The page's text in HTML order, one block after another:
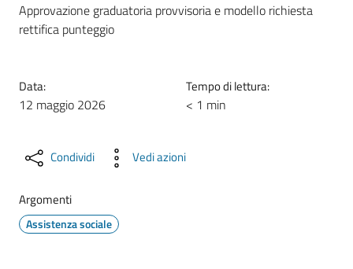
Approvazione graduatoria provvisoria e modello richiesta
rettifica punteggio
Data:
12 maggio 2026
Tempo di lettura:
< 1 min
Condividi Vedi azioni
Argomenti
Assistenza sociale